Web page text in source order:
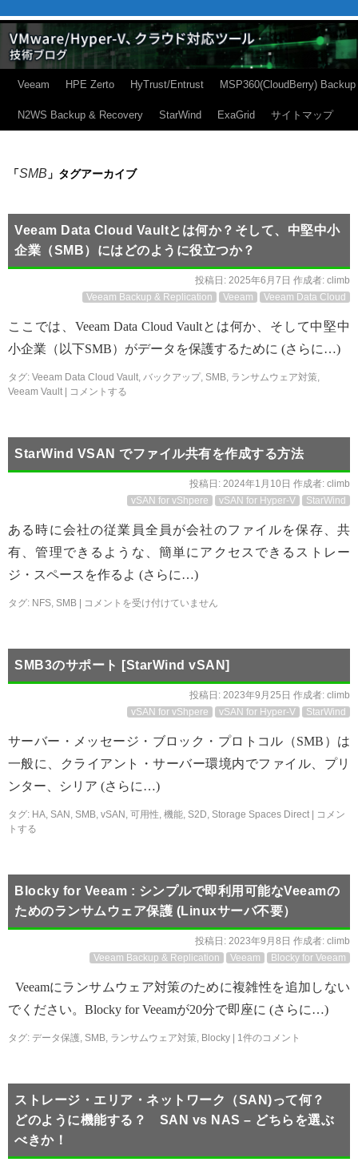
Veeam HPE Zerto HyTrust/Entrust MSP360(CloudBerry) Backup
N2WS Backup & Recovery StarWind ExaGrid サイトマップ
「SMB 」タグアーカイブ
Veeam Data Cloud Vaultとは何か？そして、中堅中小
企業（SMB）にはどのように役立つか？
投稿日: 2025年6月7日 作成者: climb
Veeam Backup & Replication
Veeam Veeam Data Cloud
ここでは、Veeam Data Cloud Vaultとは何か、そして中堅中
小企業（以下SMB）がデータを保護するために (さらに…)
タグ: Veeam Data Cloud Vault, バックアップ, SMB, ランサムウェア対策,
Veeam Vault
コメントする
StarWind VSAN でファイル共有を作成する方法
投稿日: 2024年1月10日 作成者: climb
vSAN for vShpere
vSAN for Hyper-V StarWind
ある時に会社の従業員全員が会社のファイルを保存、共
有、管理できるような、簡単にアクセスできるストレー
ジ・スペースを作るよ (さらに…)
タグ: NFS, SMB コメントを受け付けていません
SMB3のサポート [StarWind vSAN]
投稿日: 2023年9月25日 作成者: climb
vSAN for vShpere
vSAN for Hyper-V StarWind
サーバー・メッセージ・ブロック・プロトコル（SMB）は
一般に、クライアント・サーバー環境内でファイル、プリ
ンター、シリア (さらに…)
タグ: HA, SAN , SMB, vSAN , 可用性, 機能, S2D, Storage Spaces Direct
コメン
トする
Blocky for Veeam : シンプルで即利用可能なVeeamの
ためのランサムウェア保護 (Linuxサーバ不要）
投稿日: 2023年9月8日 作成者: climb
Veeam Backup & Replication
Veeam Blocky for Veeam
Veeamにランサムウェア対策のために複雑性を追加しない
でください。Blocky for Veeamが20分で即座に (さらに…)
タグ: データ保護, SMB, ランサムウェア対策, Blocky 1件のコメント
ストレージ・エリア・ネットワーク（SAN)って何？
どのように機能する？ SAN vs NAS – どちらを選ぶ
べきか！